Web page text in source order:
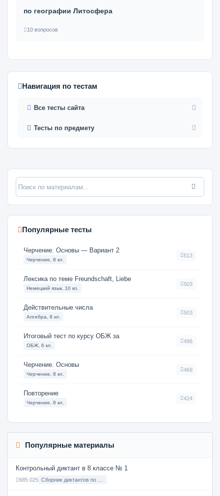
по географии Литосфера
10 вопросов
Навигация по тестам
Все тесты сайта
Тесты по предмету
Популярные тесты
Черчение. Основы — Вариант 2
Черчение, 8 кл.
513
Лексика по теме Freundschaft, Liebe
Немецкий язык, 10 кл.
503
Действительные числа
Алгебра, 8 кл.
503
Итоговый тест по курсу ОБЖ за
ОБЖ, 6 кл.
496
Черчение. Основы
Черчение, 8 кл.
469
Повторение
Черчение, 8 кл.
424
Популярные материалы
Контрольный диктант в 8 классе № 1
685 025